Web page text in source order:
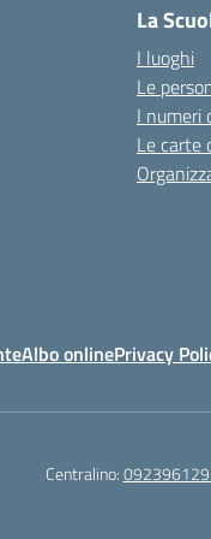
La
I luoghi
Le
I numeri
Le carte
Albo onlinePrivacy
Centralino: